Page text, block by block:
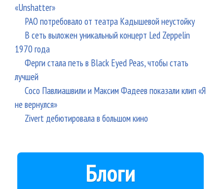
«Unshatter»
РАО потребовало от театра Кадышевой неустойку
В сеть выложен уникальный концерт Led Zeppelin
1970 года
Ферги стала петь в Black Eyed Peas, чтобы стать
лучшей
Сосо Павлиашвили и Максим Фадеев показали клип «Я
не вернулся»
Zivert дебютировала в большом кино
Блоги